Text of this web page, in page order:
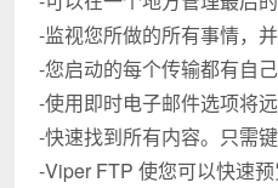
-监视您所做的所有事情，
-您启动的每个传输都有自
-使用即时电子邮件选项将
-快速找到所有内容。只需
-Viper FTP 使您可以快速